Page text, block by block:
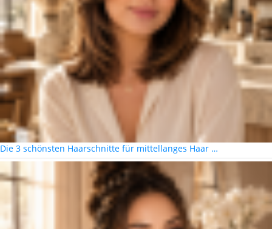
Die 3 schönsten Haarschnitte für mittellanges Haar …